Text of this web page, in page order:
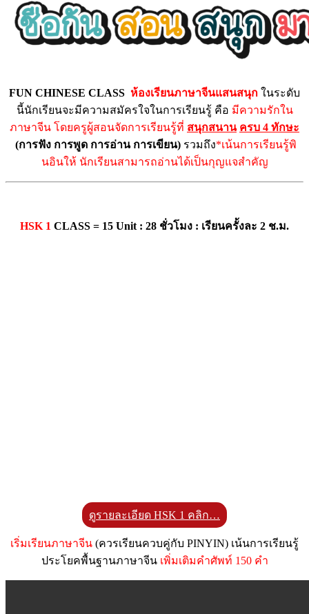
FUN CHINESE CLASS ห้องเรียนภาษาจีนแสนสนุก ในระดับ
นี้นักเรียนจะมีความสมัครใจในการเรียนรู้ คือ มีความรักใน
ภาษาจีน โดยครูผู้สอนจัดการเรียนรู้ที่ สนุกสนาน ครบ 4 ทักษะ
(การฟัง การพูด การอ่าน การเขียน) รวมถึง*เน้นการเรียนรู้พิ
นอินให้ นักเรียนสามารถอ่านได้เป็นกุญแจสำคัญ
HSK 1 CLASS = 15 Unit : 28 ชั่วโมง : เรียนครั้งละ 2 ช.ม.
ดูรายละเอียด HSK 1 คลิก…
เริ่มเรียนภาษาจีน (ควรเรียนควบคู่กับ PINYIN) เน้นการเรียนรู้
ประโยคพื้นฐานภาษาจีน เพิ่มเติมคำศัพท์ 150 คำ